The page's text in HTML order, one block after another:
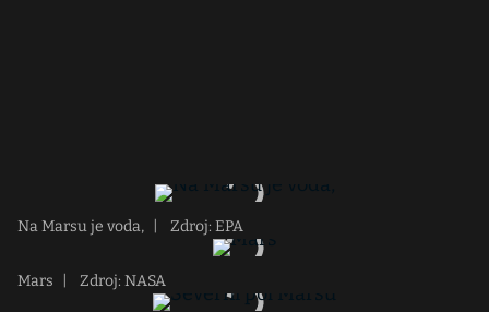
Na Marsu je voda, Zdroj: EPA
Mars Zdroj: NASA